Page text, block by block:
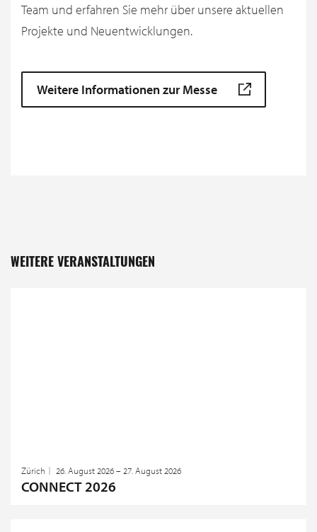
Team und erfahren Sie mehr über unsere aktuellen
Projekte und Neuentwicklungen.
Weitere Informationen zur Messe
WEITERE VERANSTALTUNGEN
Zürich 26. August 2026 – 27. August 2026
CONNECT 2026